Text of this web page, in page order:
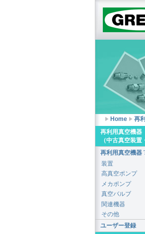
Home 再
再利用真空機器
（中古真空装置
再利用真空機器
装置
高真空ポンプ
メカポンプ
真空バルブ
関連機器
その他
ユーザー登録